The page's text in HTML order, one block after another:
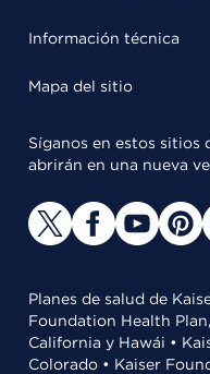
Información técnica
Mapa del sitio
Síganos en estos sitios
abrirán en una nueva
Planes de salud de
Foundation Health
California y Hawái •
Colorado • Kaiser